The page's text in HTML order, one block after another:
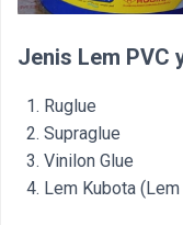
Jenis Lem PVC
Ruglue
Supraglue
Vinilon Glue
Lem Kubota